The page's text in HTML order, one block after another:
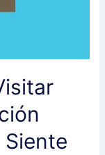
Siente